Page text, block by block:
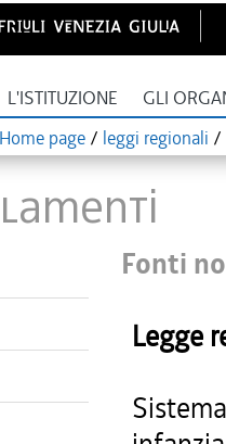
L'ISTITUZIONE GLI
Home page / leggi regionali /
Fonti
Legge